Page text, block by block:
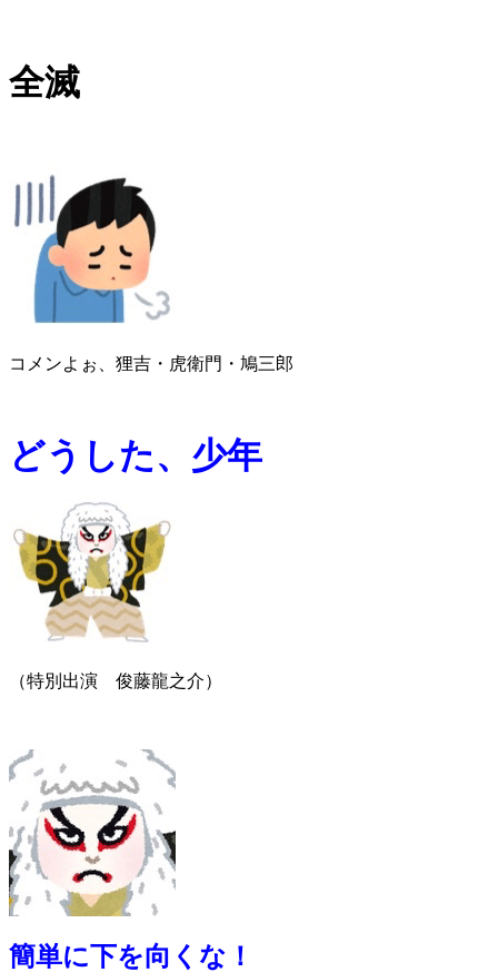
全滅
コメンよぉ、狸吉・虎衛門・鳩三郎
どうした、少年
（特別出演 俊藤龍之介）
簡単に下を向くな！